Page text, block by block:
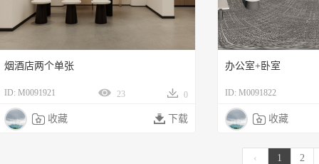
烟酒店两个单张
ID: M0091921 23 0
 收藏  下载
办公室+卧室
ID: M0091822
 收藏
‹ 1 2